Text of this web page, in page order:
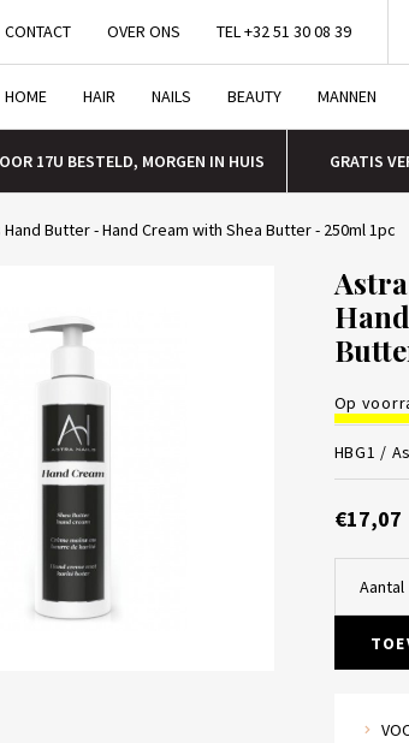
CONTACT OVER ONS TEL +32 51 30 08 39
HOME HAIR NAILS BEAUTY MANNEN
17U BESTELD, MORGEN IN HUIS GRATIS
Butter - Hand Cream with Shea Butter - 250ml 1pc
Op
HBG1 /
€17,07
Aantal